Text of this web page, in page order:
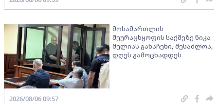
მოსამართლის
შეურაცხყოფის საქმეზე ნიკა
მელიას განაჩენი, შესაძლოა,
დღეს გამოცხადდეს
2026/08/06 09:57